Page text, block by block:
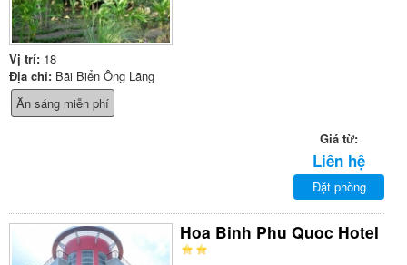
Vị trí: 18
Địa chỉ: Bãi Biển Ông Lãng
Ăn sáng miễn phí
Giá từ:
Liên hệ
Đặt phòng
Hoa Binh Phu Quoc Hotel